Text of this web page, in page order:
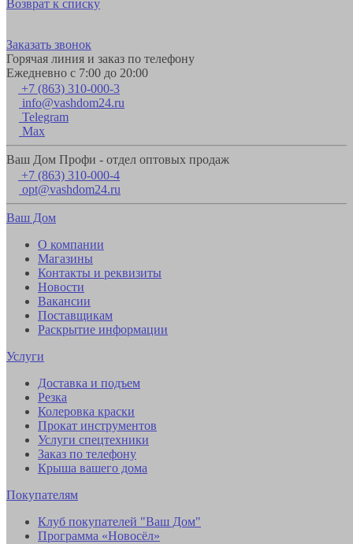
Возврат к списку
Заказать звонок
Горячая линия и заказ по телефону
Ежедневно с 7:00 до 20:00
+7 (863) 310-000-3
info@vashdom24.ru
Telegram
Max
Ваш Дом Профи - отдел оптовых продаж
+7 (863) 310-000-4
opt@vashdom24.ru
Ваш Дом
О компании
Магазины
Контакты и реквизиты
Новости
Вакансии
Поставщикам
Раскрытие информации
Услуги
Доставка и подъем
Резка
Колеровка краски
Прокат инструментов
Услуги спецтехники
Заказ по телефону
Крыша вашего дома
Покупателям
Клуб покупателей "Ваш Дом"
Программа «Новосёл»